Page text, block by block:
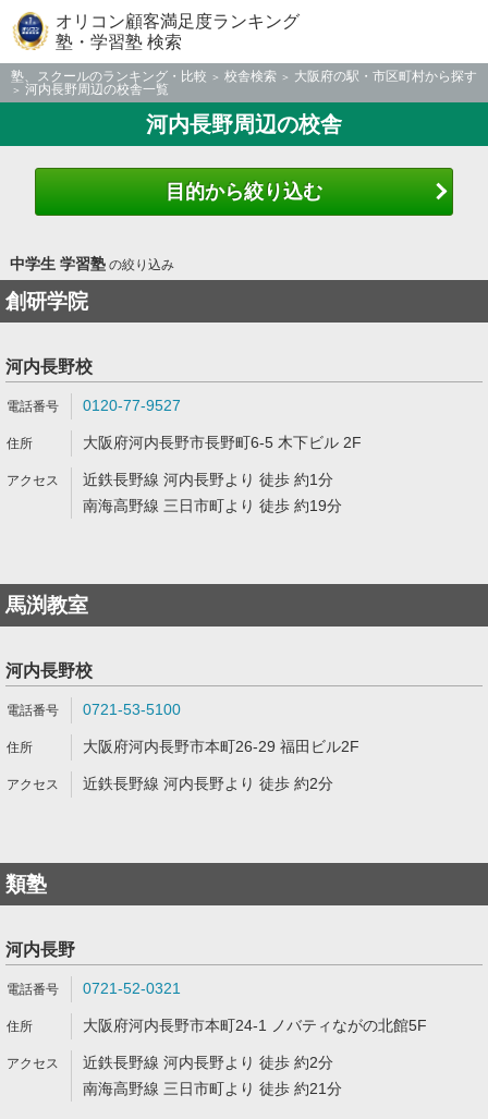
オリコン顧客満足度ランキング
塾・学習塾 検索
塾、スクールのランキング・比較 校舎検索
大阪府の駅・市区町村から探す
河内長野周辺の校舎一覧
河内長野周辺の校舎
目的から絞り込む
中学生 学習塾の絞り込み
創研学院
河内長野校
0120-77-9527
大阪府河内長野市長野町6-5 木下ビル 2F
近鉄長野線 河内長野より 徒歩 約1分
南海高野線 三日市町より 徒歩 約19分
馬渕教室
河内長野校
0721-53-5100
大阪府河内長野市本町26-29 福田ビル2F
近鉄長野線 河内長野より 徒歩 約2分
類塾
河内長野
0721-52-0321
大阪府河内長野市本町24-1 ノバティながの北館5F
近鉄長野線 河内長野より 徒歩 約2分
南海高野線 三日市町より 徒歩 約21分